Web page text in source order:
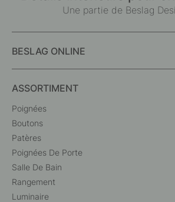
Une partie de Beslag
BESLAG ONLINE
ASSORTIMENT
Poignées
Boutons
Patères
Poignées De Porte
Salle De Bain
Rangement
Luminaire